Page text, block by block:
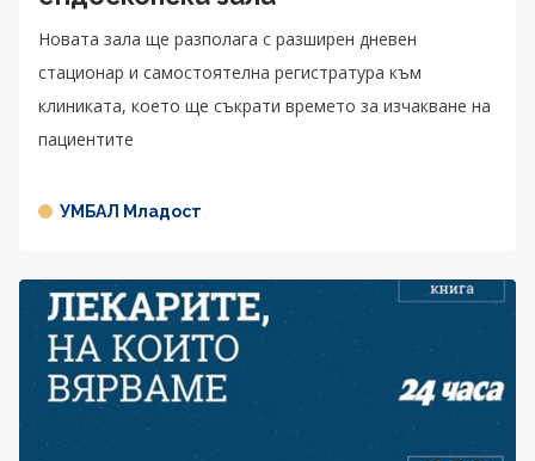
Новата зала ще разполага с разширен дневен
стационар и самостоятелна регистратура към
клиниката, което ще съкрати времето за изчакване на
пациентите
УМБАЛ Младост